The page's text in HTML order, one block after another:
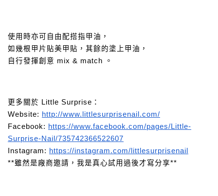
使用時亦可自由配搭指甲油，
如幾根甲片貼美甲貼，其餘的塗上甲油，
自行發揮創意 mix & match 。
更多關於 Little Surprise：
Website: http://www.littlesurprisenail.com/
Facebook: https://www.facebook.com/pages/Little-
Surprise-Nail/735742366522607
Instagram: https://instagram.com/littlesurprisenail
**雖然是廠商邀請，我是真心試用過後才寫分享**